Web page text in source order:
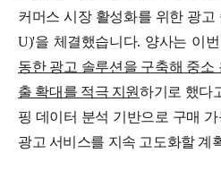
커머스 시장 활성화를 위한 광
U)'을 체결했습니다. 양사는 이
동한 광고 솔루션을 구축해 중소
출 확대를 적극 지원하기로 했다
핑 데이터 분석 기반으로 구매
광고 서비스를 지속 고도화할 계